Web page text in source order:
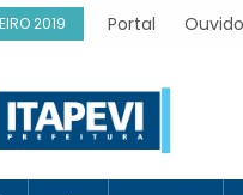
2019 Portal